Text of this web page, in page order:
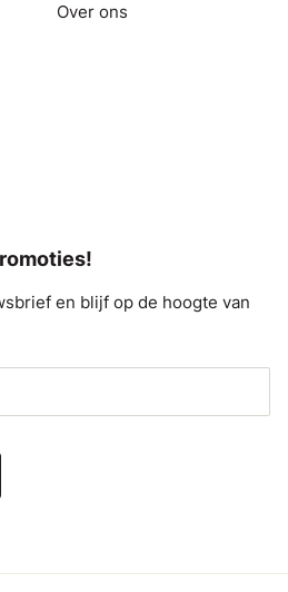
Over ons
en blijf op de hoogte van